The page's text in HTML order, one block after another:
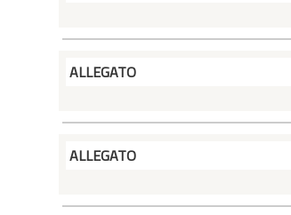
ALLEGATO
ALLEGATO